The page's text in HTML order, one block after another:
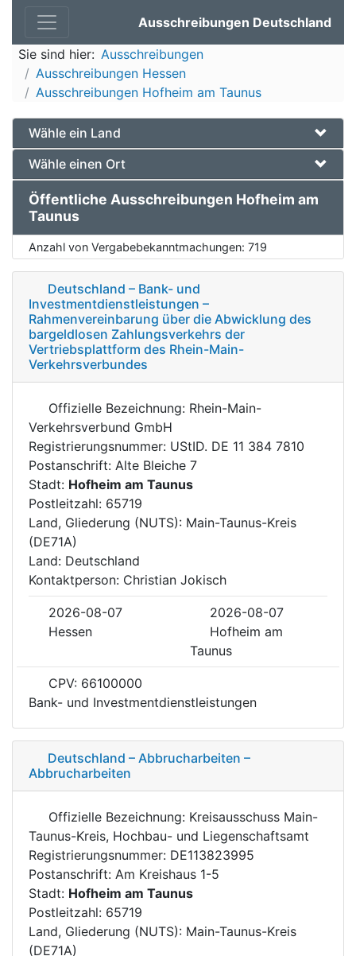
Ausschreibungen Deutschland
Sie sind hier: Ausschreibungen
Ausschreibungen Hessen
Ausschreibungen Hofheim am Taunus
Wähle ein Land
Wähle einen Ort
Öffentliche Ausschreibungen Hofheim am
Taunus
Anzahl von Vergabebekanntmachungen: 719
Deutschland – Bank- und
Investmentdienstleistungen –
Rahmenvereinbarung über die Abwicklung des
bargeldlosen Zahlungsverkehrs der
Vertriebsplattform des Rhein-Main-
Verkehrsverbundes
Offizielle Bezeichnung: Rhein-Main-
Verkehrsverbund GmbH
Registrierungsnummer: UStID. DE 11 384 7810
Postanschrift: Alte Bleiche 7
Stadt: Hofheim am Taunus
Postleitzahl: 65719
Land, Gliederung (NUTS): Main-Taunus-Kreis
(DE71A)
Land: Deutschland
Kontaktperson: Christian Jokisch
2026-08-07
2026-08-07
Hessen
Hofheim am
Taunus
CPV: 66100000
Bank- und Investmentdienstleistungen
Deutschland – Abbrucharbeiten –
Abbrucharbeiten
Offizielle Bezeichnung: Kreisausschuss Main-
Taunus-Kreis, Hochbau- und Liegenschaftsamt
Registrierungsnummer: DE113823995
Postanschrift: Am Kreishaus 1-5
Stadt: Hofheim am Taunus
Postleitzahl: 65719
Land, Gliederung (NUTS): Main-Taunus-Kreis
(DE71A)